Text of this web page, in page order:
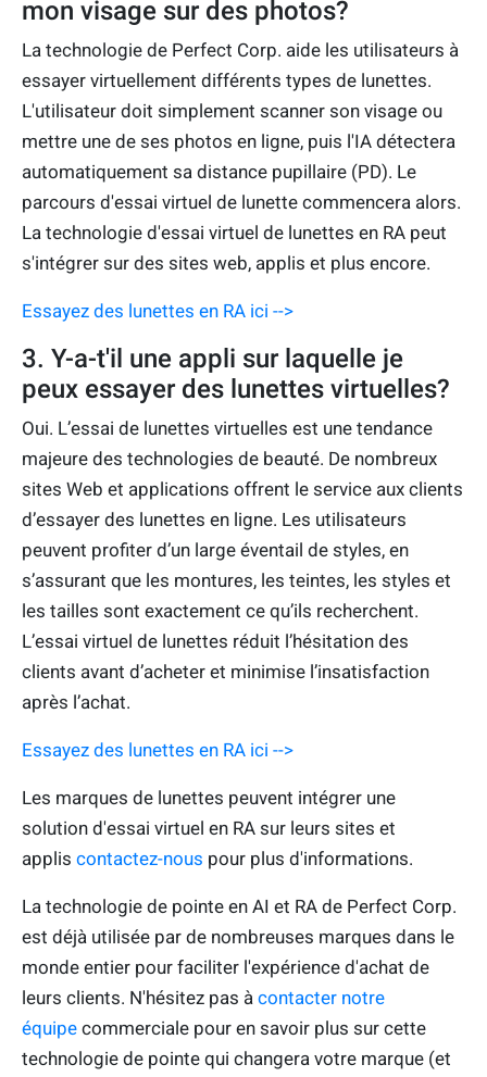
mon visage sur des photos?
La technologie de Perfect Corp. aide les utilisateurs à
essayer virtuellement différents types de lunettes.
L'utilisateur doit simplement scanner son visage ou
mettre une de ses photos en ligne, puis l'IA détectera
automatiquement sa distance pupillaire (PD). Le
parcours d'essai virtuel de lunette commencera alors.
La technologie d'essai virtuel de lunettes en RA peut
s'intégrer sur des sites web, applis et plus encore.
Essayez des lunettes en RA ici -->
3. Y-a-t'il une appli sur laquelle je
peux essayer des lunettes virtuelles?
Oui. L’essai de lunettes virtuelles est une tendance
majeure des technologies de beauté. De nombreux
sites Web et applications offrent le service aux clients
d’essayer des lunettes en ligne. Les utilisateurs
peuvent profiter d’un large éventail de styles, en
s’assurant que les montures, les teintes, les styles et
les tailles sont exactement ce qu’ils recherchent.
L’essai virtuel de lunettes réduit l’hésitation des
clients avant d’acheter et minimise l’insatisfaction
après l’achat.
Essayez des lunettes en RA ici -->
Les marques de lunettes peuvent intégrer une
solution d'essai virtuel en RA sur leurs sites et
applis contactez-nous pour plus d'informations.
La technologie de pointe en AI et RA de Perfect Corp.
est déjà utilisée par de nombreuses marques dans le
monde entier pour faciliter l'expérience d'achat de
leurs clients. N'hésitez pas à contacter notre
équipe commerciale pour en savoir plus sur cette
technologie de pointe qui changera votre marque (et